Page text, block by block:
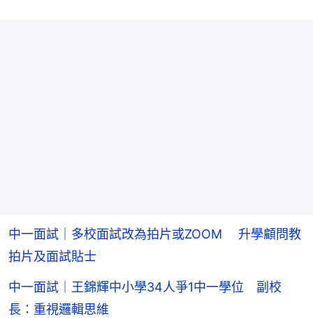
中一面試｜多校面試改為拍片或ZOOM 升學顧問教
拍片及面試貼士
中一面試｜王錦輝中小學34人爭1中一學位 副校
長：重視邏輯思維